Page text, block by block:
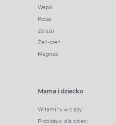
Wapń
Potas
Żelazo
Żeń-szeń
Magnez
Mama i dziecko
Witaminy w ciąży
Probiotyki dla dzieci